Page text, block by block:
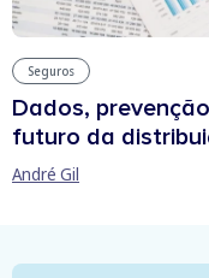
Seguros
Dados,
futuro da
André Gil